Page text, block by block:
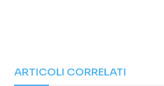
ARTICOLI CORRELATI